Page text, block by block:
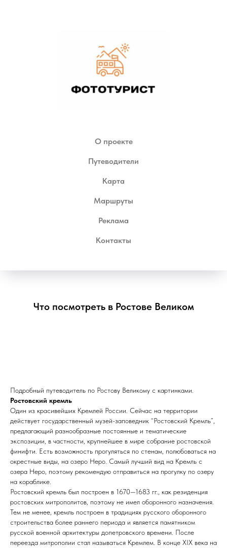
О проекте
Путеводители
Карта
Маршруты
Реклама
Контакты
Что посмотреть в Ростове Великом
Подробный путеводитель по Ростову Великому с картинками.
Ростовский кремль
Один из красивейших Кремлей России. Сейчас на территории
действует государственный музей-заповедник “Ростовский Кремль”,
предлагающий разнообразные постоянные и тематические
экспозиции, в частности, крупнейшее в мире собрание ростовской
финифти. Есть возможность прогуляться по стенам, полюбоваться на
окрестные виды, на озеро Неро. Самый лучший вид на Кремль с
озера Неро, поэтому рекомендую отправиться на прогулку по озеру
на кораблике.
Ростовский кремль был построен в 1670—1683 гг., как резиденция
ростовских митрополитов, поэтому не имел оборонного назначения.
Тем не менее, кремль построен в традициях русского оборонного
строительства более раннего периода и является памятником
русской военной архитектуры допетровского времени. После
переезда митрополии стал называться Кремлем. В конце XIX века на